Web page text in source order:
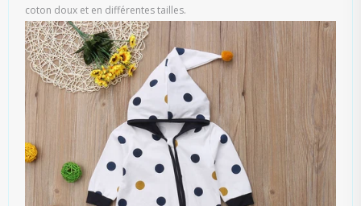
coton doux et en différentes tailles.